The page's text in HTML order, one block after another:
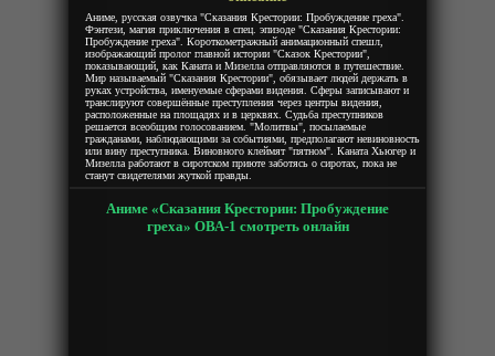
Аниме, русская озвучка "Сказания Крестории: Пробуждение греха".
Фэнтези, магия приключения в спец. эпизоде "Сказания Крестории:
Пробуждение греха". Короткометражный анимационный спешл,
изображающий пролог главной истории "Сказок Крестории",
показывающий, как Каната и Мизелла отправляются в путешествие.
Мир называемый "Сказания Крестории", обязывает людей держать в
руках устройства, именуемые сферами видения. Сферы записывают и
транслируют совершённые преступления через центры видения,
расположенные на площадях и в церквях. Судьба преступников
решается всеобщим голосованием. "Молитвы", посылаемые
гражданами, наблюдающими за событиями, предполагают невиновность
или вину преступника. Виновного клеймят "пятном". Каната Хьюгер и
Мизелла работают в сиротском приюте заботясь о сиротах, пока не
станут свидетелями жуткой правды.
Аниме «Сказания Крестории: Пробуждение
греха» ОВА-1 смотреть онлайн